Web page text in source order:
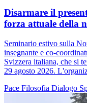
Disarmare il
forza attuale della
Seminario estivo sulla
insegnante e co-
Svizzera italiana, che si
29 agosto 2026.
Pace Filosofia Dialogo